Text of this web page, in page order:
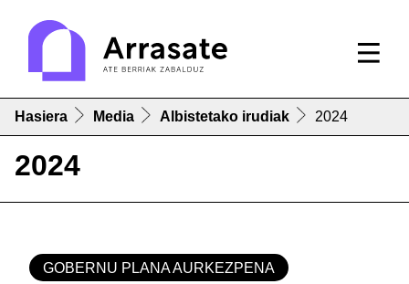
Hasiera Media Albistetako irudiak 2024
2024
GOBERNU PLANA AURKEZPENA